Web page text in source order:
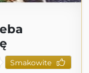
Smakowite